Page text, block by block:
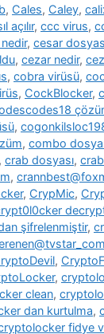
, Cales, Caley,
açılır, ccc virus,
, cesar
, cezar nedir,
, cobra virüsü,
, CockBlocker,
,
, combo
, crab dosyası,
,
, CrypMic,
şifrelenmiştir,
,
,
clean,
dan kurtulma,
fidye